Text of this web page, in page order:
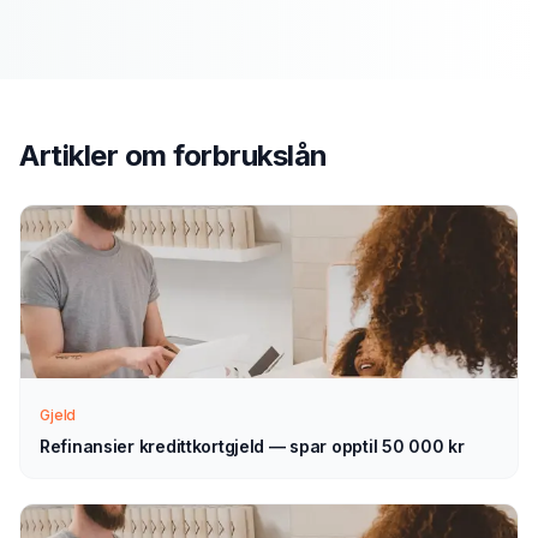
Velg forbrukslån som type.
2 Vi tar kontakt
Vi går gjennom forespørselen din og tar kontakt med
veiledning — normalt innen 1–2 virkedager.
3 Velg selv
Sammenlign aktuelle tilbud i ro og mak, og velg det som
Artikler omforbrukslån
Gjeld
Refinansier kredittkortgjeld — spar opptil 50 000 kr